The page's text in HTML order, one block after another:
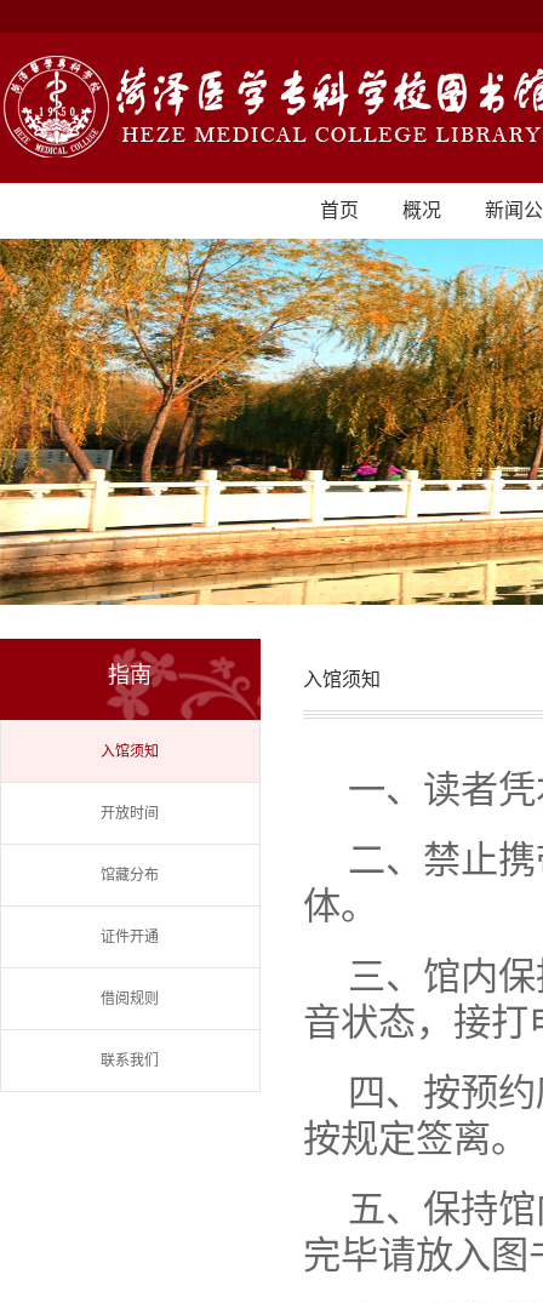
首页 概况 新闻
指南
入馆须知
开放时间
馆藏分布
证件开通
借阅规则
联系我们
入馆须知
一、读者
二、禁止
体。
三、馆内
音状态，接打
四、按预
按规定签离。
五、保持
完毕请放入图